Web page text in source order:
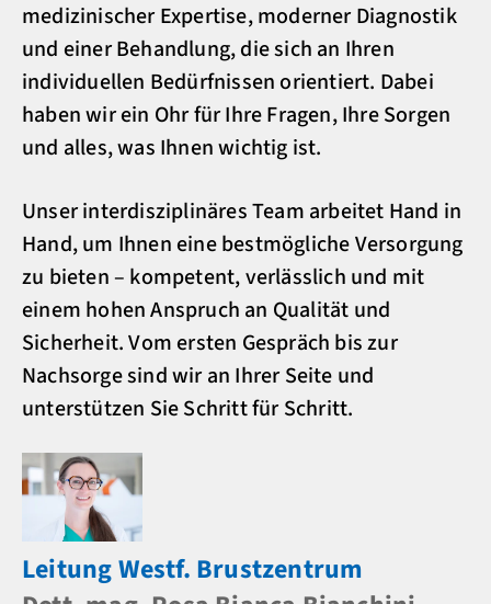
medizinischer Expertise, moderner Diagnostik
und einer Behandlung, die sich an Ihren
individuellen Bedürfnissen orientiert. Dabei
haben wir ein Ohr für Ihre Fragen, Ihre Sorgen
und alles, was Ihnen wichtig ist.
Unser interdisziplinäres Team arbeitet Hand in
Hand, um Ihnen eine bestmögliche Versorgung
zu bieten – kompetent, verlässlich und mit
einem hohen Anspruch an Qualität und
Sicherheit. Vom ersten Gespräch bis zur
Nachsorge sind wir an Ihrer Seite und
unterstützen Sie Schritt für Schritt.
Leitung Westf. Brustzentrum